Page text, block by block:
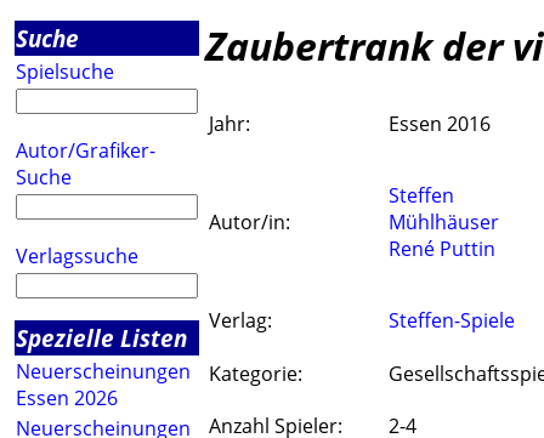
Suche
Spielsuche
Autor/Grafiker-
Suche
Verlagssuche
Spezielle Listen
Neuerscheinungen
Essen 2026
Neuerscheinungen
Zaubertrank der
Jahr: Essen 2016
Autor/in:
Steffen
Mühlhäuser
René Puttin
Verlag:
Steffen-Spiele
Kategorie:
Anzahl Spieler:
2-4